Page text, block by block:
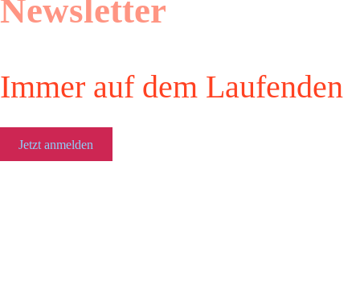
Newsletter
Immer auf dem Laufenden
Jetzt anmelden